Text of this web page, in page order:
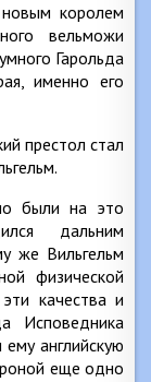
королем
вельможи
Гарольда
именно его
престол стал
были на это
дальним
же Вильгельм
физической
качества и
Исповедника
английскую
еще одно